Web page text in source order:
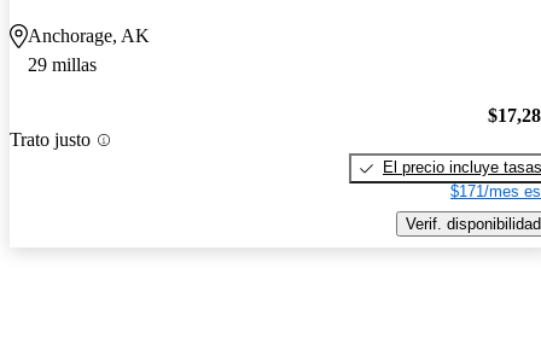
Anchorage, AK
29 millas
Trato justo
El precio incluye tasas
$171/mes
Verif. disponibilidad